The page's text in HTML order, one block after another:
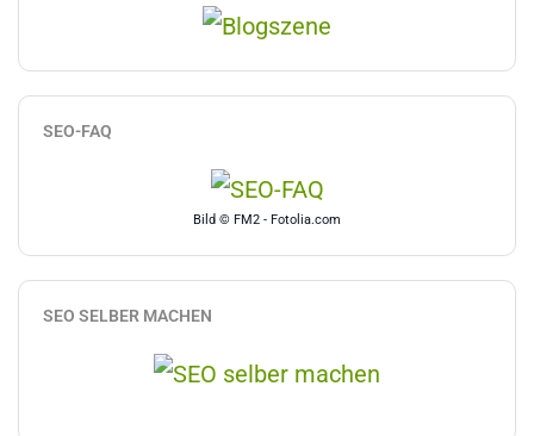
SEO-FAQ
Bild © FM2 - Fotolia.com
SEO SELBER MACHEN